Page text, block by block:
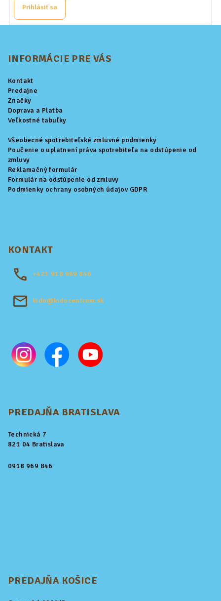
Prihlásiť sa
INFORMÁCIE PRE VÁS
Kontakt
Predajne
Značky
Doprava a Platba
Veľkostné tabuľky
Všeobecné spotrebiteľské zmluvné podmienky
Poučenie o uplatnení práva spotrebiteľa na odstúpenie od
zmluvy
Reklamačný formulár
Formulár na odstúpenie od zmluvy
Podmienky ochrany osobných údajov GDPR
KONTAKT
+421 918 969 846
kido@kidocentrum.sk
PREDAJŇA BRATISLAVA
Technická 7
821 04 Bratislava
0918 969 846
PREDAJŇA KOŠICE